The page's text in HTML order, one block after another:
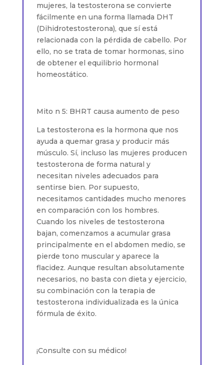
mujeres, la testosterona se convierte
fácilmente en una forma llamada DHT
(Dihidrotestosterona), que sí está
relacionada con la pérdida de cabello. Por
ello, no se trata de tomar hormonas, sino
de obtener el equilibrio hormonal
homeostático.
Mito n 5: BHRT causa aumento de peso
La testosterona es la hormona que nos
ayuda a quemar grasa y producir más
músculo. Sí, incluso las mujeres producen
testosterona de forma natural y
necesitan niveles adecuados para
sentirse bien. Por supuesto,
necesitamos cantidades mucho menores
en comparación con los hombres.
Cuando los niveles de testosterona
bajan, comenzamos a acumular grasa
principalmente en el abdomen medio, se
pierde tono muscular y aparece la
flacidez. Aunque resultan absolutamente
necesarios, no basta con dieta y ejercicio,
su combinación con la terapia de
testosterona individualizada es la única
fórmula de éxito.
¡Consulte con su médico!